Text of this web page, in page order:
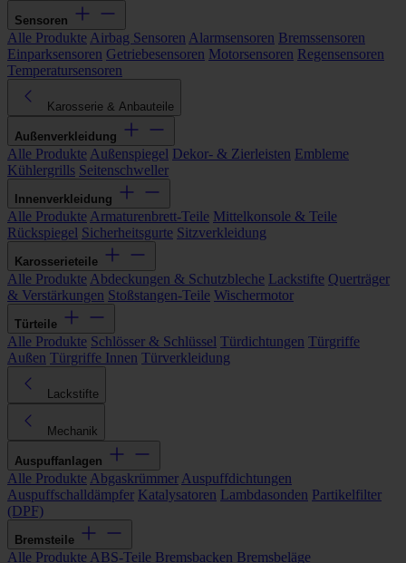
Sensoren
Alle Produkte Airbag Sensoren Alarmsensoren Bremssensoren
Einparksensoren Getriebesensoren Motorsensoren Regensensoren
Temperatursensoren
Karosserie & Anbauteile
Außenverkleidung
Alle Produkte Außenspiegel Dekor- & Zierleisten Embleme
Kühlergrills Seitenschweller
Innenverkleidung
Alle Produkte Armaturenbrett-Teile Mittelkonsole & Teile
Rückspiegel Sicherheitsgurte Sitzverkleidung
Karosserieteile
Alle Produkte Abdeckungen & Schutzbleche Lackstifte Querträger
& Verstärkungen Stoßstangen-Teile Wischermotor
Türteile
Alle Produkte Schlösser & Schlüssel Türdichtungen Türgriffe
Außen Türgriffe Innen Türverkleidung
Lackstifte
Mechanik
Auspuffanlagen
Alle Produkte Abgaskrümmer Auspuffdichtungen
Auspuffschalldämpfer Katalysatoren Lambdasonden Partikelfilter
(DPF)
Bremsteile
Alle Produkte ABS-Teile Bremsbacken Bremsbeläge